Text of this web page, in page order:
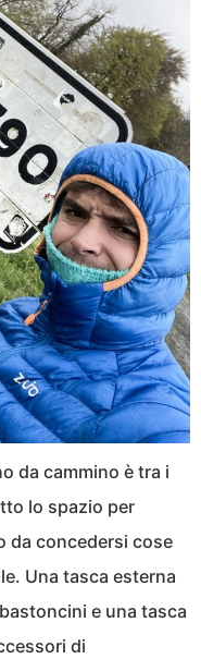
da cammino è tra i
lo spazio per
da concedersi cose
Una tasca esterna
e una tasca
di